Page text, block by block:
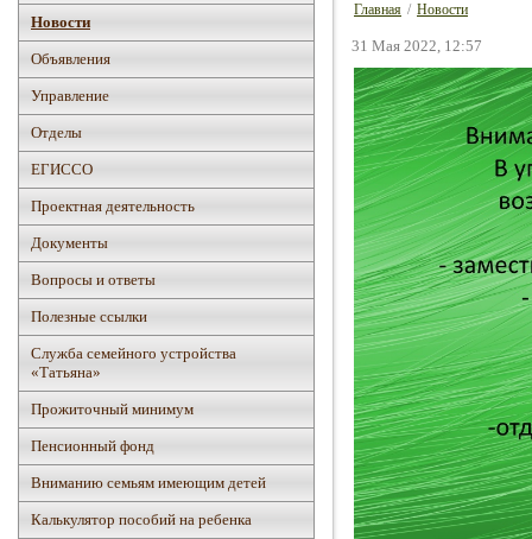
Новости
Объявления
Управление
Отделы
ЕГИССО
Проектная деятельность
Документы
Вопросы и ответы
Полезные ссылки
Служба семейного устройства
«Татьяна»
Прожиточный минимум
Пенсионный фонд
Вниманию семьям имеющим детей
Калькулятор пособий на ребенка
Главная / Новости
31 Мая 2022, 12:57